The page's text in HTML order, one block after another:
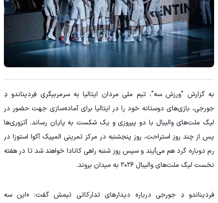
به گزارش "ورزش سه"، تیم ملی مردان ایتالیا به سرمربیگری فِردیناندو دِ
جورجی، بازی‌های دوستانه خود را در ایتالیا برای آماده‌سازی جهت حضور در
لیگ ملت‌های والیبال با دو پیروزی و یک شکست به پایان رساند. آتزوری‌ها
پس از چند روز استراحت، روز پنجشنبه در مرکز تمرینی المپیک آکوا استوزا در
رم دوباره گرد هم می‌آیند و سپس روز شنبه راهی کانادا خواهند شد تا در هفته
نخست لیگ ملت‌های والیبال ۲۰۲۶ به میدان بروند.
فردیناندو دِ جورجی درباره دیدارهای تدارکاتی تیمش گفت: «این سه